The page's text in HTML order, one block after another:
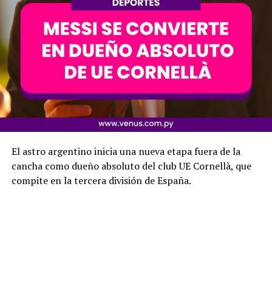
El astro argentino inicia una nueva etapa fuera de la
cancha como dueño absoluto del club UE Cornellà, que
compite en la tercera división de España.